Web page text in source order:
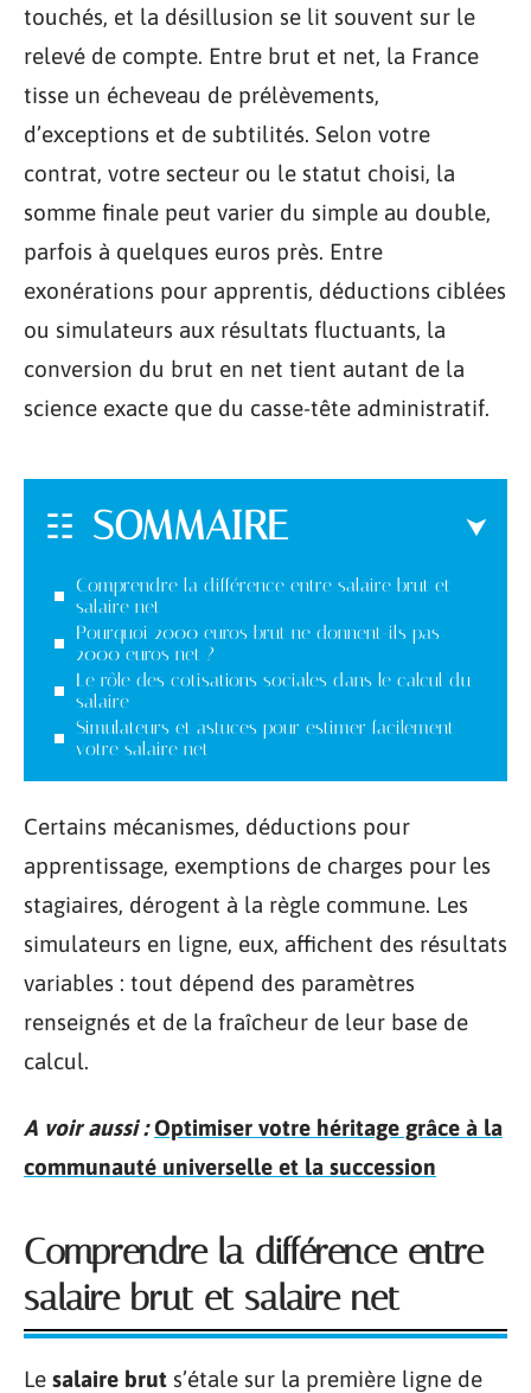
touchés, et la désillusion se lit souvent sur le
relevé de compte. Entre brut et net, la France
tisse un écheveau de prélèvements,
d’exceptions et de subtilités. Selon votre
contrat, votre secteur ou le statut choisi, la
somme finale peut varier du simple au double,
parfois à quelques euros près. Entre
exonérations pour apprentis, déductions ciblées
ou simulateurs aux résultats fluctuants, la
conversion du brut en net tient autant de la
science exacte que du casse-tête administratif.
SOMMAIRE
Comprendre la différence entre salaire brut et
salaire net
Pourquoi 2000 euros brut ne donnent-ils pas
2000 euros net ?
Le rôle des cotisations sociales dans le calcul du
salaire
Simulateurs et astuces pour estimer facilement
votre salaire net
Certains mécanismes, déductions pour
apprentissage, exemptions de charges pour les
stagiaires, dérogent à la règle commune. Les
simulateurs en ligne, eux, affichent des résultats
variables : tout dépend des paramètres
renseignés et de la fraîcheur de leur base de
calcul.
A voir aussi : Optimiser votre héritage grâce à la
communauté universelle et la succession
Comprendre la différence entre
salaire brut et salaire net
Le salaire brut s’étale sur la première ligne de